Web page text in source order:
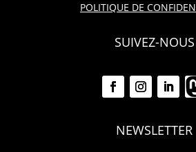
POLITIQUE DE
SUIVEZ-NOUS
NEWSLETTER